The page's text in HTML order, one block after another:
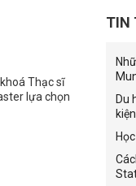
Thạc sĩ
lựa chọn
TIN
Du